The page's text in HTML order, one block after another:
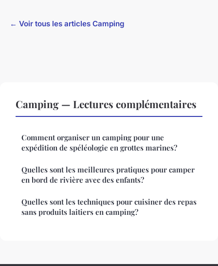
← Voir tous les articles Camping
Camping — Lectures complémentaires
Comment organiser un camping pour une
expédition de spéléologie en grottes marines?
Quelles sont les meilleures pratiques pour camper
en bord de rivière avec des enfants?
Quelles sont les techniques pour cuisiner des repas
sans produits laitiers en camping?